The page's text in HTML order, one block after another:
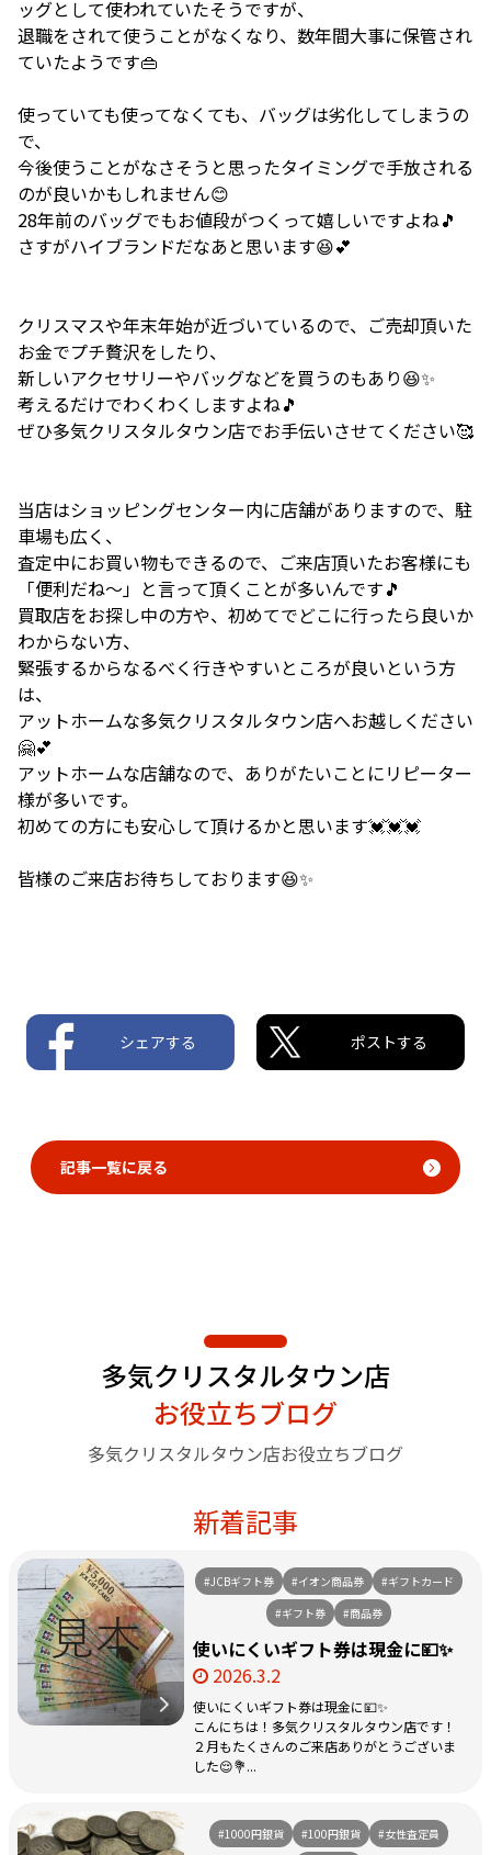
ッグとして使われていたそうですが、
退職をされて使うことがなくなり、数年間大事に保管され
ていたようです👜
使っていても使ってなくても、バッグは劣化してしまうの
で、
今後使うことがなさそうと思ったタイミングで手放される
のが良いかもしれません😊
28年前のバッグでもお値段がつくって嬉しいですよね🎵
さすがハイブランドだなあと思います😆💕
クリスマスや年末年始が近づいているので、ご売却頂いた
お金でプチ贅沢をしたり、
新しいアクセサリーやバッグなどを買うのもあり😆✨
考えるだけでわくわくしますよね🎵
ぜひ多気クリスタルタウン店でお手伝いさせてください🥰
当店はショッピングセンター内に店舗がありますので、駐
車場も広く、
査定中にお買い物もできるので、ご来店頂いたお客様にも
「便利だね～」と言って頂くことが多いんです🎵
買取店をお探し中の方や、初めてでどこに行ったら良いか
わからない方、
緊張するからなるべく行きやすいところが良いという方
は、
アットホームな多気クリスタルタウン店へお越しください
🤗💕
アットホームな店舗なので、ありがたいことにリピーター
様が多いです。
初めての方にも安心して頂けるかと思います💓💓💓
皆様のご来店お待ちしております😆✨
シェアする ポストする
記事一覧に戻る
多気クリスタルタウン店
お役立ちブログ
多気クリスタルタウン店お役立ちブログ
新着記事
#JCBギフト券 #イオン商品券
#ギフトカード
#ギフト券
#商品券
使いにくいギフト券は現金に💴✨
2026.3.2
使いにくいギフト券は現金に💴✨
こんにちは！多気クリスタルタウン店です！
２月もたくさんのご来店ありがとうございま
した😌💐...
#1000円銀貨 #100円銀貨 #女性査定員